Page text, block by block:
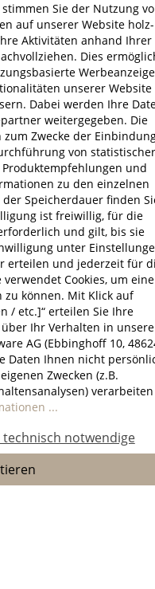
Impressum
zzgl.
Versandkosten
Sie der Nutzung
auf unserer Website holz-
Aktivitäten anhand Ihrer
Dies
unserer Website
Dabei werden Ihre
weitergegeben. Die
Zwecke der
von statistischer
Produktempfehlungen und
zu den einzelnen
Speicherdauer finden
ist freiwillig, für die
und gilt, bis sie
unter
erteilen und jederzeit für
Cookies, um eine
können. Mit Klick auf
/ etc.]“ erteilen Sie Ihre
Ihr Verhalten in
AG (Ebbinghoff 10,
Daten Ihnen nicht
Zwecken (z.B.
verarbeiten
...
technisch notwendige